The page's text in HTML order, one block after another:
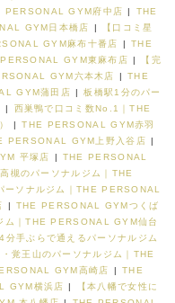
PERSONAL GYM府中店 |
THE
GYM日本橋店 |
【口コミ星
GYM麻布十番店
|
THE
GYM東麻布店 |
【完
GYM六本木店
|
THE
GYM蒲田店 |
板橋駅1分のパー
|
西巣鴨で口コミ数No.1｜THE
|
THE PERSONAL GYM赤羽
PERSONAL GYM上野入谷店 |
平塚店
|
THE PERSONAL
槻のパーソナルジム｜THE
ーソナルジム｜THE PERSONAL
|
THE PERSONAL GYMつくば
ム｜THE PERSONAL GYM仙台
分手ぶらで通えるパーソナルジム
覚王山のパーソナルジム｜THE
GYM高崎店 |
THE
GYM横浜店 |
【本八幡で女性に